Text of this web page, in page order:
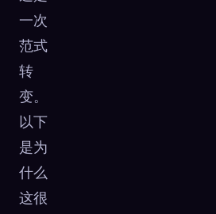
一次
范式
转
变。
以下
是为
什么
这很